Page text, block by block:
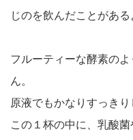
じのを飲んだことがある
フルーティーな酵素の
ん。
原液でもかなりすっき
この１杯の中に、乳酸